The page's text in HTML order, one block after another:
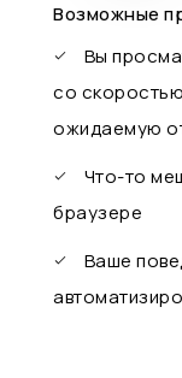
Возможные
Вы
со
ожидаемую
Что-то
браузере
Ваше